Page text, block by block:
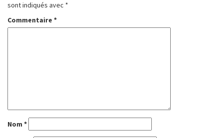
sont indiqués avec *
Commentaire *
Nom *